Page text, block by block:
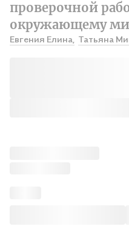
проверочной
окружающему
Евгения Елина, Татьяна